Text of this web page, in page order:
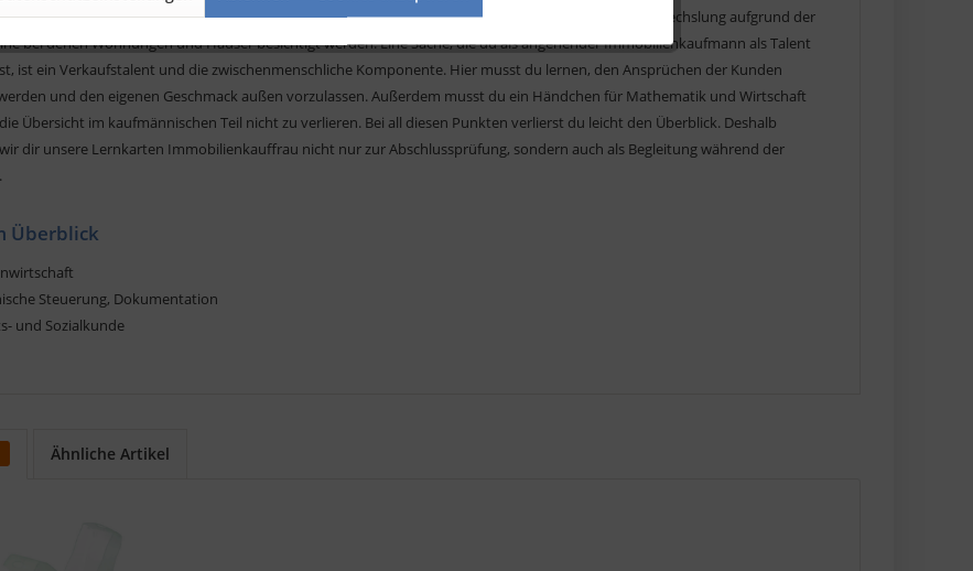
aufsetzt und Kosten kalkulierst. Es wartet viel Schreibtischarbeit auf dich, aber auch stetige Abwechslung aufgrund der
bei denen Wohnungen und Häuser besichtigt werden. Eine Sache, die du als angehender Immobilienkaufmann als Talent
ist ein Verkaufstalent und die zwischenmenschliche Komponente. Hier musst du lernen, den Ansprüchen der Kunden
und den eigenen Geschmack außen vorzulassen. Außerdem musst du ein Händchen für Mathematik und Wirtschaft
Übersicht im kaufmännischen Teil nicht zu verlieren. Bei all diesen Punkten verlierst du leicht den Überblick. Deshalb
dir unsere Lernkarten Immobilienkauffrau nicht nur zur Abschlussprüfung, sondern auch als Begleitung während der
Überblick
Steuerung, Dokumentation
und Sozialkunde
Ähnliche Artikel
Aktiv